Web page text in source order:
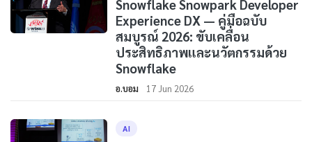
Snowflake Snowpark Developer
Experience DX — คู่มือฉบับ
สมบูรณ์ 2026: ขับเคลื่อน
ประสิทธิภาพและนวัตกรรมด้วย
Snowflake
อ.บอม 17 Jun 2026
AI